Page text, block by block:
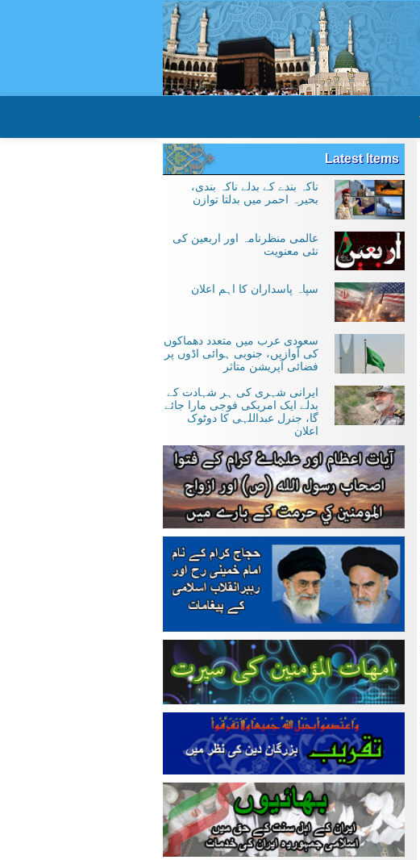
Latest Items
ناکہ بندے کے بدلے ناکہ بندی،
بحیرہ احمر میں بدلتا توازن
عالمی منظرنامہ اور اربعین کی
نئی معنویت
سپاہ پاسداران کا اہم اعلان
سعودی عرب میں متعدد دھماکوں
کی آوازیں، جنوبی ہوائی اڈوں پر
فضائی آپریشن متاثر
ایرانی شہری کی ہر شہادت کے
بدلے ایک امریکی فوجی مارا جائے
گا، جنرل عبداللہی کا دوٹوک
اعلان